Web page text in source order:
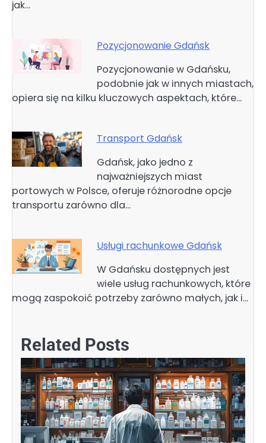
jak…
Pozycjonowanie Gdańsk
Pozycjonowanie w Gdańsku,
podobnie jak w innych miastach,
opiera się na kilku kluczowych aspektach, które…
Transport Gdańsk
Gdańsk, jako jedno z
najważniejszych miast
portowych w Polsce, oferuje różnorodne opcje
transportu zarówno dla…
Usługi rachunkowe Gdańsk
W Gdańsku dostępnych jest
wiele usług rachunkowych, które
mogą zaspokoić potrzeby zarówno małych, jak i…
Related Posts